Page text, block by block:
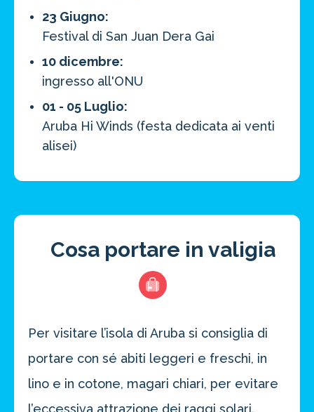
23 Giugno:
Festival di San Juan Dera Gai
10 dicembre:
ingresso all'ONU
01 - 05 Luglio:
Aruba Hi Winds (festa dedicata ai venti
alisei)
Cosa portare in valigia
Per visitare l’isola di Aruba si consiglia di
portare con sé abiti leggeri e freschi, in
lino e in cotone, magari chiari, per evitare
l’eccessiva attrazione dei raggi solari.